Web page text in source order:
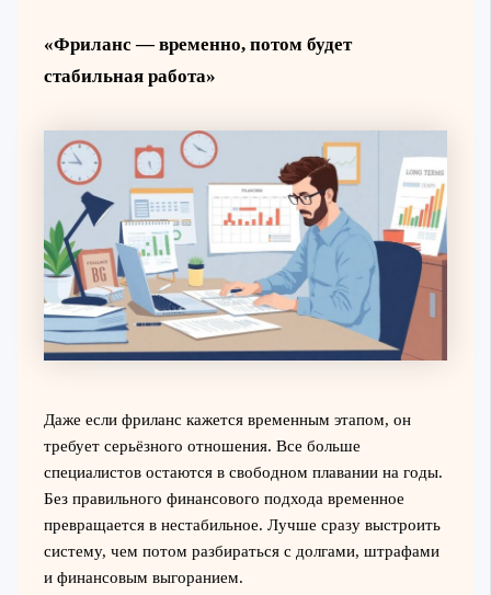
«Фриланс — временно, потом будет
стабильная работа»
Даже если фриланс кажется временным этапом, он
требует серьёзного отношения. Все больше
специалистов остаются в свободном плавании на годы.
Без правильного финансового подхода временное
превращается в нестабильное. Лучше сразу выстроить
систему, чем потом разбираться с долгами, штрафами
и финансовым выгоранием.